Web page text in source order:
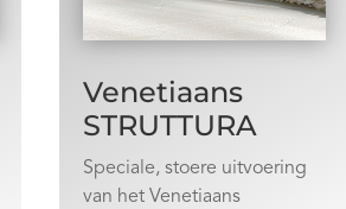
Venetiaans
STRUTTURA
Speciale, stoere uitvoering
van het Venetiaans